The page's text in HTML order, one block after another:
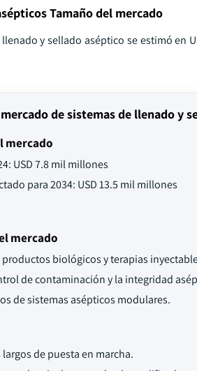
Tamaño del mercado
y sellado aséptico se estimó en
de sistemas de llenado y
mercado
USD 7.8 mil millones
para 2034: USD 13.5 mil millones
mercado
biológicos y terapias
de contaminación y la integridad
de sistemas asépticos modulares.
de puesta en marcha.